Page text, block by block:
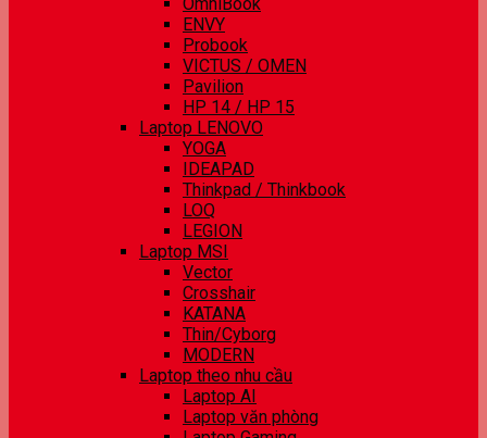
ENVY
Probook
VICTUS / OMEN
Pavilion
HP 14 / HP 15
Laptop LENOVO
YOGA
IDEAPAD
Thinkpad / Thinkbook
LOQ
LEGION
Laptop MSI
Vector
Crosshair
KATANA
Thin/Cyborg
MODERN
Laptop theo nhu cầu
Laptop AI
Laptop văn phòng